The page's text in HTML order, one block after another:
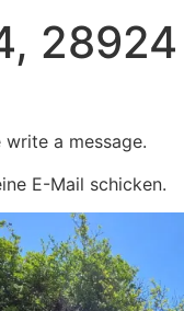
a message.
E-Mail schicken.